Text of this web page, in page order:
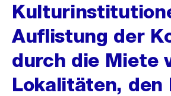
Auflistung der
durch die Miete
Lokalitäten, den